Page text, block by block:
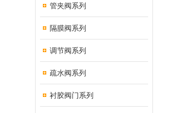
管夹阀系列
隔膜阀系列
调节阀系列
疏水阀系列
衬胶阀门系列